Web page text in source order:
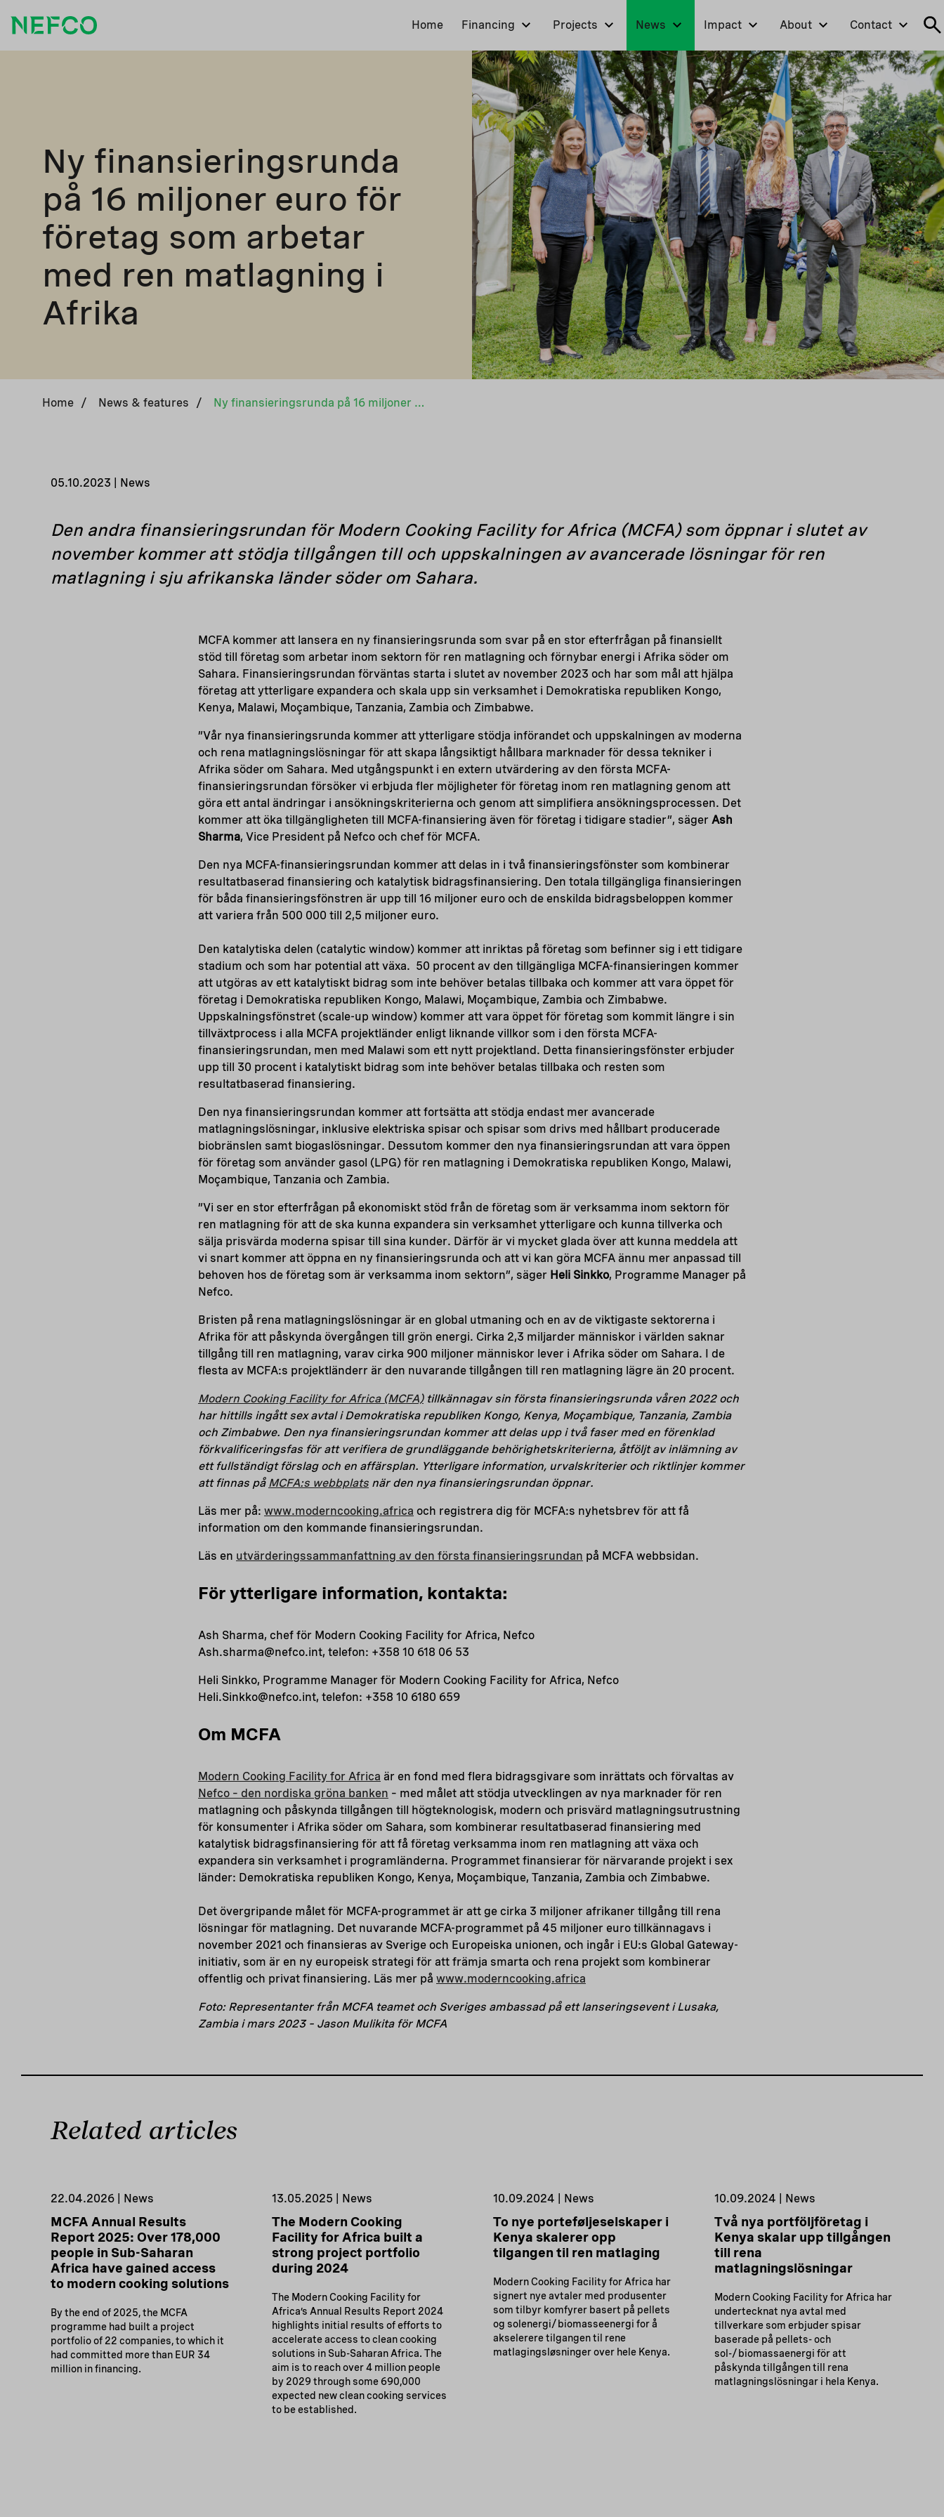
Home Financing Projects News Impact About Contact
Ny finansieringsrunda
på 16 miljoner euro för
företag som arbetar
med ren matlagning i
Afrika
Home / News & features / Ny finansieringsrunda på 16 miljoner euro för företag som arbetar med ren matlagning i Afrika
05.10.2023 | News
Den andra finansieringsrundan för Modern Cooking Facility for Africa (MCFA) som öppnar i slutet av
november kommer att stödja tillgången till och uppskalningen av avancerade lösningar för ren
matlagning i sju afrikanska länder söder om Sahara.
MCFA kommer att lansera en ny finansieringsrunda som svar på en stor efterfrågan på finansiellt
stöd till företag som arbetar inom sektorn för ren matlagning och förnybar energi i Afrika söder om
Sahara. Finansieringsrundan förväntas starta i slutet av november 2023 och har som mål att hjälpa
företag att ytterligare expandera och skala upp sin verksamhet i Demokratiska republiken Kongo,
Kenya, Malawi, Moçambique, Tanzania, Zambia och Zimbabwe.
”Vår nya finansieringsrunda kommer att ytterligare stödja införandet och uppskalningen av moderna
och rena matlagningslösningar för att skapa långsiktigt hållbara marknader för dessa tekniker i
Afrika söder om Sahara. Med utgångspunkt i en extern utvärdering av den första MCFA-
finansieringsrundan försöker vi erbjuda fler möjligheter för företag inom ren matlagning genom att
göra ett antal ändringar i ansökningskriterierna och genom att simplifiera ansökningsprocessen. Det
kommer att öka tillgängligheten till MCFA-finansiering även för företag i tidigare stadier”, säger Ash
Sharma, Vice President på Nefco och chef för MCFA.
Den nya MCFA-finansieringsrundan kommer att delas in i två finansieringsfönster som kombinerar
resultatbaserad finansiering och katalytisk bidragsfinansiering. Den totala tillgängliga finansieringen
för båda finansieringsfönstren är upp till 16 miljoner euro och de enskilda bidragsbeloppen kommer
att variera från 500 000 till 2,5 miljoner euro.
Den katalytiska delen (catalytic window) kommer att inriktas på företag som befinner sig i ett tidigare
stadium och som har potential att växa. 50 procent av den tillgängliga MCFA-finansieringen kommer
att utgöras av ett katalytiskt bidrag som inte behöver betalas tillbaka och kommer att vara öppet för
företag i Demokratiska republiken Kongo, Malawi, Moçambique, Zambia och Zimbabwe.
Uppskalningsfönstret (scale-up window) kommer att vara öppet för företag som kommit längre i sin
tillväxtprocess i alla MCFA projektländer enligt liknande villkor som i den första MCFA-
finansieringsrundan, men med Malawi som ett nytt projektland. Detta finansieringsfönster erbjuder
upp till 30 procent i katalytiskt bidrag som inte behöver betalas tillbaka och resten som
resultatbaserad finansiering.
Den nya finansieringsrundan kommer att fortsätta att stödja endast mer avancerade
matlagningslösningar, inklusive elektriska spisar och spisar som drivs med hållbart producerade
biobränslen samt biogaslösningar. Dessutom kommer den nya finansieringsrundan att vara öppen
för företag som använder gasol (LPG) för ren matlagning i Demokratiska republiken Kongo, Malawi,
Moçambique, Tanzania och Zambia.
”Vi ser en stor efterfrågan på ekonomiskt stöd från de företag som är verksamma inom sektorn för
ren matlagning för att de ska kunna expandera sin verksamhet ytterligare och kunna tillverka och
sälja prisvärda moderna spisar till sina kunder. Därför är vi mycket glada över att kunna meddela att
vi snart kommer att öppna en ny finansieringsrunda och att vi kan göra MCFA ännu mer anpassad till
behoven hos de företag som är verksamma inom sektorn”, säger Heli Sinkko, Programme Manager på
Nefco.
Bristen på rena matlagningslösningar är en global utmaning och en av de viktigaste sektorerna i
Afrika för att påskynda övergången till grön energi. Cirka 2,3 miljarder människor i världen saknar
tillgång till ren matlagning, varav cirka 900 miljoner människor lever i Afrika söder om Sahara. I de
flesta av MCFA:s projektländerr är den nuvarande tillgången till ren matlagning lägre än 20 procent.
Modern Cooking Facility for Africa (MCFA)tillkännagav sin första finansieringsrunda våren 2022 och
har hittills ingått sex avtal i Demokratiska republiken Kongo, Kenya, Moçambique, Tanzania, Zambia
och Zimbabwe. Den nya finansieringsrundan kommer att delas upp i två faser med en förenklad
förkvalificeringsfas för att verifiera de grundläggande behörighetskriterierna, åtföljt av inlämning av
ett fullständigt förslag och en affärsplan. Ytterligare information, urvalskriterier och riktlinjer kommer
att finnas på MCFA:s webbplats när den nya finansieringsrundan öppnar.
Läs mer på: www.moderncooking.africa och registrera dig för MCFA:s nyhetsbrev för att få
information om den kommande finansieringsrundan.
Läs en utvärderingssammanfattning av den första finansieringsrundan på MCFA webbsidan.
För ytterligare information, kontakta:
Ash Sharma, chef för Modern Cooking Facility for Africa, Nefco
Ash.sharma@nefco.int, telefon: +358 10 618 06 53
Heli Sinkko, Programme Manager för Modern Cooking Facility for Africa, Nefco
Heli.Sinkko@nefco.int, telefon: +358 10 6180 659
Om MCFA
Modern Cooking Facility for Africa är en fond med flera bidragsgivare som inrättats och förvaltas av
Nefco – den nordiska gröna banken – med målet att stödja utvecklingen av nya marknader för ren
matlagning och påskynda tillgången till högteknologisk, modern och prisvärd matlagningsutrustning
för konsumenter i Afrika söder om Sahara, som kombinerar resultatbaserad finansiering med
katalytisk bidragsfinansiering för att få företag verksamma inom ren matlagning att växa och
expandera sin verksamhet i programländerna. Programmet finansierar för närvarande projekt i sex
länder: Demokratiska republiken Kongo, Kenya, Moçambique, Tanzania, Zambia och Zimbabwe.
Det övergripande målet för MCFA-programmet är att ge cirka 3 miljoner afrikaner tillgång till rena
lösningar för matlagning. Det nuvarande MCFA-programmet på 45 miljoner euro tillkännagavs i
november 2021 och finansieras av Sverige och Europeiska unionen, och ingår i EU:s Global Gateway-
initiativ, som är en ny europeisk strategi för att främja smarta och rena projekt som kombinerar
offentlig och privat finansiering. Läs mer på www.moderncooking.africa
Foto: Representanter från MCFA teamet och Sveriges ambassad på ett lanseringsevent i Lusaka,
Zambia i mars 2023 – Jason Mulikita för MCFA
Related articles
22.04.2026 | News
MCFA Annual Results
Report 2025: Over 178,000
people in Sub-Saharan
Africa have gained access
to modern cooking solutions
By the end of 2025, the MCFA
programme had built a project
portfolio of 22 companies, to which it
had committed more than EUR 34
million in financing.
13.05.2025 | News
The Modern Cooking
Facility for Africa built a
strong project portfolio
during 2024
The Modern Cooking Facility for
Africa’s Annual Results Report 2024
highlights initial results of efforts to
accelerate access to clean cooking
solutions in Sub-Saharan Africa. The
aim is to reach over 4 million people
by 2029 through some 690,000
expected new clean cooking services
to be established.
10.09.2024 | News
To nye porteføljeselskaper i
Kenya skalerer opp
tilgangen til ren matlaging
Modern Cooking Facility for Africa har
signert nye avtaler med produsenter
som tilbyr komfyrer basert på pellets
og solenergi/biomasseenergi for å
akselerere tilgangen til rene
matlagingsløsninger over hele Kenya.
10.09.2024 | News
Två nya portföljföretag i
Kenya skalar upp tillgången
till rena
matlagningslösningar
Modern Cooking Facility for Africa har
undertecknat nya avtal med
tillverkare som erbjuder spisar
baserade på pellets- och
sol-/biomassaenergi för att
påskynda tillgången till rena
matlagningslösningar i hela Kenya.